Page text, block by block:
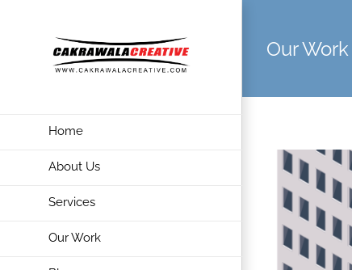
Home
About Us
Services
Our Work
Our Work